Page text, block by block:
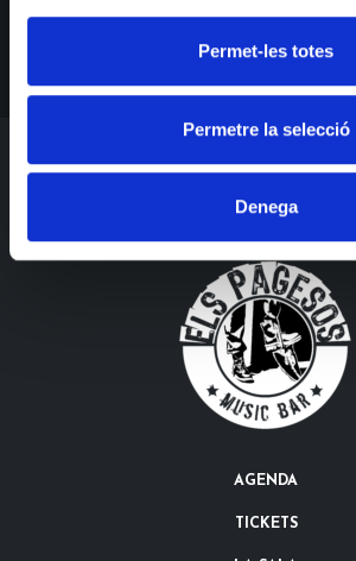
Permet-les totes
Permetre la selecció
Denega
AGENDA
TICKETS